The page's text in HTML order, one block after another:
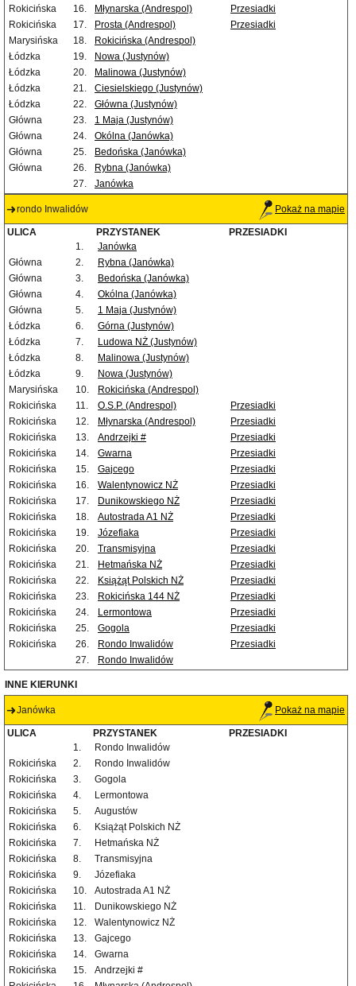
Rokicińska
16. Młynarska (Andrespol)
Przesiadki
Rokicińska
17. Prosta (Andrespol)
Przesiadki
Marysińska
18.
Rokicińska (Andrespol)
Łódzka
19.
Nowa (Justynów)
Łódzka
20.
Malinowa (Justynów)
Łódzka
21.
Ciesielskiego (Justynów)
Łódzka
22.
Główna (Justynów)
Główna
23.
1 Maja (Justynów)
Główna
24.
Okólna (Janówka)
Główna
25.
Bedońska (Janówka)
Główna
26.
Rybna (Janówka)
27.
Janówka
rondo Inwalidów Pokaż na mapie
ULICA PRZYSTANEK
PRZESIADKI
1.
Janówka
Główna
2.
Rybna (Janówka)
Główna
3.
Bedońska (Janówka)
Główna
4.
Okólna (Janówka)
Główna
5.
1 Maja (Justynów)
Łódzka
6.
Górna (Justynów)
Łódzka
7.
Ludowa NŻ (Justynów)
Łódzka
8.
Malinowa (Justynów)
Łódzka
9.
Nowa (Justynów)
Marysińska
10.
Rokicińska (Andrespol)
Rokicińska
11. O.S.P. (Andrespol)
Przesiadki
Rokicińska
12. Młynarska (Andrespol)
Przesiadki
Rokicińska
13. Andrzejki #
Przesiadki
Rokicińska
14. Gwarna
Przesiadki
Rokicińska
15. Gajcego
Przesiadki
Rokicińska
16. Walentynowicz NŻ
Przesiadki
Rokicińska
17. Dunikowskiego NŻ
Przesiadki
Rokicińska
18. Autostrada A1 NŻ
Przesiadki
Rokicińska
19. Józefiaka
Przesiadki
Rokicińska
20. Transmisyjna
Przesiadki
Rokicińska
21. Hetmańska NŻ
Przesiadki
Rokicińska
22. Książąt Polskich NŻ
Przesiadki
Rokicińska
23. Rokicińska 144 NŻ
Przesiadki
Rokicińska
24. Lermontowa
Przesiadki
Rokicińska
25. Gogola
Przesiadki
Rokicińska
26. Rondo Inwalidów
Przesiadki
27.
Rondo Inwalidów
INNE KIERUNKI
Janówka Pokaż na mapie
ULICA PRZYSTANEK
PRZESIADKI
1.
Rondo Inwalidów
Rokicińska
2.
Rondo Inwalidów
Rokicińska
3.
Gogola
Rokicińska
4.
Lermontowa
Rokicińska
5.
Augustów
Rokicińska
6.
Książąt Polskich NŻ
Rokicińska
7.
Hetmańska NŻ
Rokicińska
8.
Transmisyjna
Rokicińska
9.
Józefiaka
Rokicińska
10.
Autostrada A1 NŻ
Rokicińska
11.
Dunikowskiego NŻ
Rokicińska
12.
Walentynowicz NŻ
Rokicińska
13.
Gajcego
Rokicińska
14.
Gwarna
Rokicińska
15.
Andrzejki #